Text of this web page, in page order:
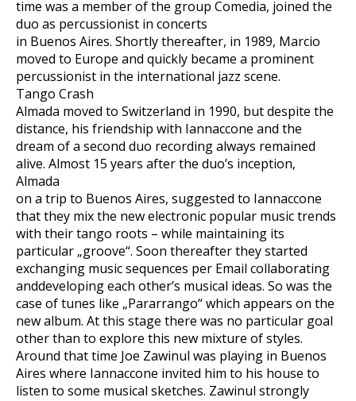
time was a member of the group Comedia, joined the
duo as percussionist in concerts
in Buenos Aires. Shortly thereafter, in 1989, Marcio
moved to Europe and quickly became a prominent
percussionist in the international jazz scene.
Tango Crash
Almada moved to Switzerland in 1990, but despite the
distance, his friendship with Iannaccone and the
dream of a second duo recording always remained
alive. Almost 15 years after the duo’s inception,
Almada
on a trip to Buenos Aires, suggested to Iannaccone
that they mix the new electronic popular music trends
with their tango roots – while maintaining its
particular „groove“. Soon thereafter they started
exchanging music sequences per Email collaborating
anddeveloping each other’s musical ideas. So was the
case of tunes like „Pararrango“ which appears on the
new album. At this stage there was no particular goal
other than to explore this new mixture of styles.
Around that time Joe Zawinul was playing in Buenos
Aires where Iannaccone invited him to his house to
listen to some musical sketches. Zawinul strongly